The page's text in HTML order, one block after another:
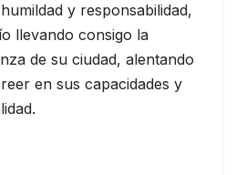
y responsabilidad,
llevando consigo la
de su ciudad, alentando
en sus capacidades y